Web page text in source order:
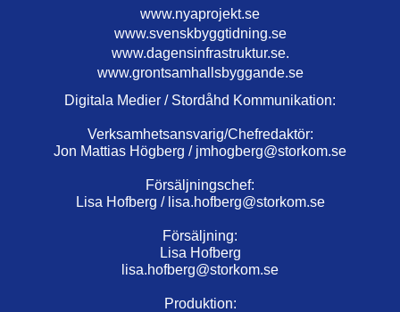
www.nyaprojekt.se
www.svenskbyggtidning.se
www.dagensinfrastruktur.se.
www.grontsamhallsbyggande.se
Digitala Medier / Stordåhd Kommunikation:
Verksamhetsansvarig/Chefredaktör:
Jon Mattias Högberg / jmhogberg@storkom.se
Försäljningschef:
Lisa Hofberg / lisa.hofberg@storkom.se
Försäljning:
Lisa Hofberg
lisa.hofberg@storkom.se
Produktion: